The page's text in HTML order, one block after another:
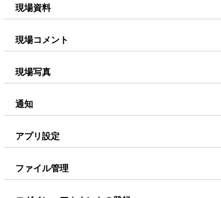
現場資料
現場コメント
現場写真
通知
アプリ設定
ファイル管理